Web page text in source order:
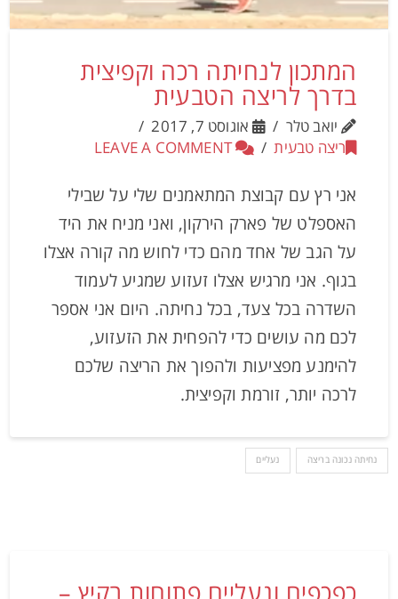
המתכון לנחיתה רכה וקפיצית
בדרך לריצה הטבעית
יואב טלר
אוגוסט 7, 2017
ריצה טבעית
LEAVE A COMMENT
אני רץ עם קבוצת המתאמנים שלי על שבילי
האספלט של פארק הירקון, ואני מניח את היד
על הגב של אחד מהם כדי לחוש מה קורה אצלו
בגוף. אני מרגיש אצלו זעזוע שמגיע לעמוד
השדרה בכל צעד, בכל נחיתה. היום אני אספר
לכם מה עושים כדי להפחית את הזעזוע,
להימנע מפציעות ולהפוך את הריצה שלכם
לרכה יותר, זורמת וקפיצית.
נחיתה נכונה בריצה נעליים
כפכפים ונעליים פתוחות בקיץ –